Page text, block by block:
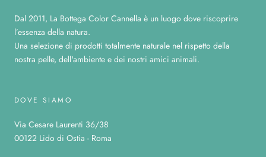
Dal 2011, La Bottega Color Cannella è un luogo dove riscoprire
l’essenza della natura.
Una selezione di prodotti totalmente naturale nel rispetto della
nostra pelle, dell'ambiente e dei nostri amici animali.
DOVE SIAMO
Via Cesare Laurenti 36/38
00122 Lido di Ostia - Roma